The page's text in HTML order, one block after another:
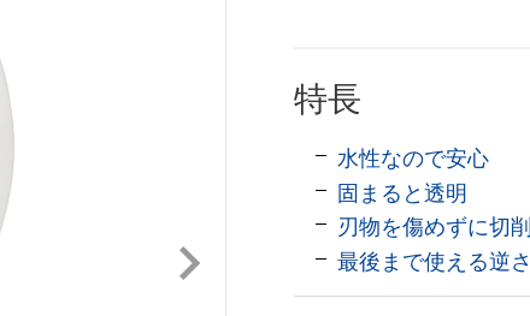
特長
水性なので安心
固まると透明
刃物を傷めずに切
最後まで使える逆